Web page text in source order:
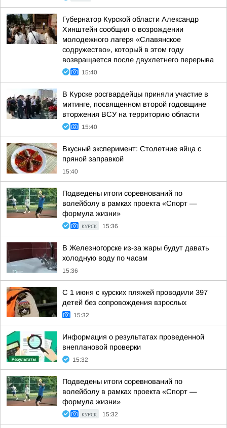
Губернатор Курской области Александр
Хинштейн сообщил о возрождении
молодежного лагеря «Славянское
содружество», который в этом году
возвращается после двухлетнего перерыва
15:40
В Курске росгвардейцы приняли участие в
митинге, посвященном второй годовщине
вторжения ВСУ на территорию области
15:40
Вкусный эксперимент: Столетние яйца с
пряной заправкой
15:40
Подведены итоги соревнований по
волейболу в рамках проекта «Спорт —
формула жизни»
КУРСК 15:36
В Железногорске из-за жары будут давать
холодную воду по часам
15:36
С 1 июня с курских пляжей проводили 397
детей без сопровождения взрослых
15:32
Информация о результатах проведенной
внеплановой проверки
15:32
Подведены итоги соревнований по
волейболу в рамках проекта «Спорт —
формула жизни»
КУРСК 15:32